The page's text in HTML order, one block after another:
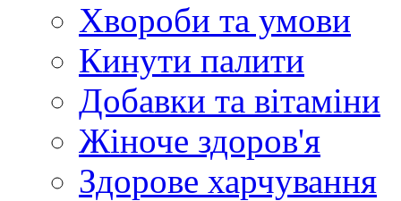
Хвороби та умови
Кинути палити
Добавки та вітаміни
Жіноче здоров'я
Здорове харчування